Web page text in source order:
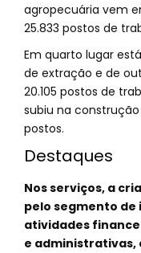
agropecuária vem
25.833 postos de
Em quarto lugar
de extração e de
20.105 postos de
subiu na
postos.
Destaques
Nos serviços, a
pelo segmento
atividades
e administrativas,